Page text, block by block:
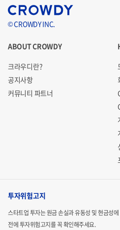
© CROWDY INC.
ABOUT CROWDY
크라우디란?
공지사항
커뮤니티 파트너
투자위험고지
스타트업 투자는 원금 손실과 유동성 및 현금성
전에 투자위험고지를 꼭 확인해주세요.